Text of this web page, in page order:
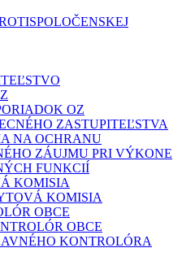
OZ
ZASTUPITEĽSTVA
NA OCHRANU
ZÁUJMU PRI VÝKONE
FUNKCIÍ
KOMISIA
KOMISIA
OBCE
OBCE
KONTROLÓRA